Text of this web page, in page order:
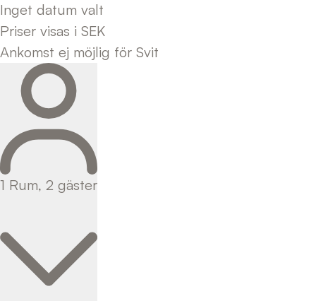
Inget datum valt
Priser visas i SEK
Ankomst ej möjlig för Svit
1 Rum, 2 gäster